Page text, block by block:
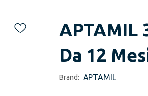
APTAMIL
Da 12
Brand: APTAMIL